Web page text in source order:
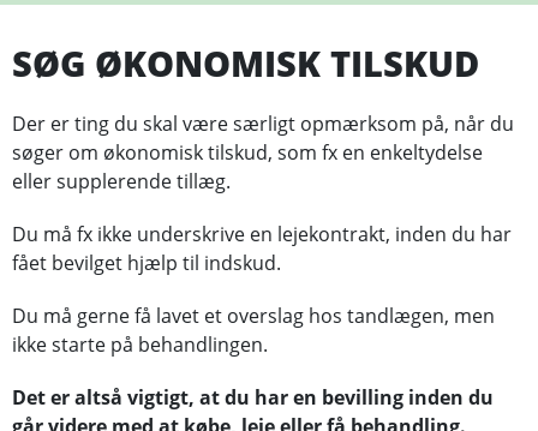
SØG ØKONOMISK TILSKUD
Der er ting du skal være særligt opmærksom på, når du
søger om økonomisk tilskud, som fx en enkeltydelse
eller supplerende tillæg.
Du må fx ikke underskrive en lejekontrakt, inden du har
fået bevilget hjælp til indskud.
Du må gerne få lavet et overslag hos tandlægen, men
ikke starte på behandlingen.
Det er altså vigtigt, at du har en bevilling inden du